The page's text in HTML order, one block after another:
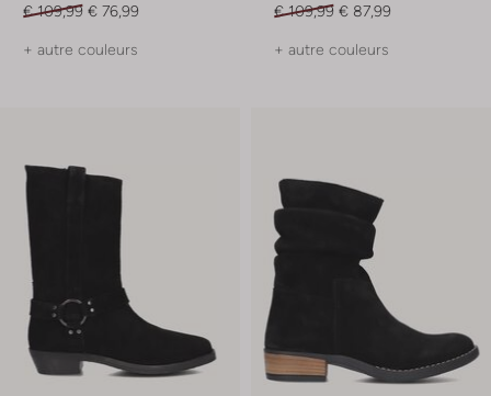
€ 109,99 € 76,99
+ autre couleurs
€ 109,99 € 87,99
+ autre couleurs